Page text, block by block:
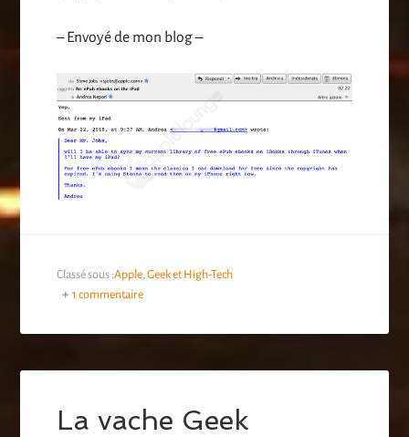
– Envoyé de mon blog –
Classé sous :Apple,Geek et High-Tech
1 commentaire
La vache Geek